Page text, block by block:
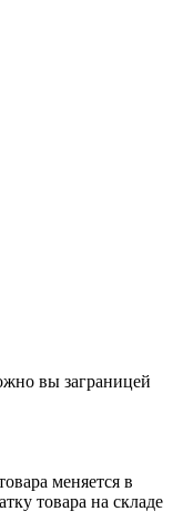
вы заграницей
меняется в
товара на складе